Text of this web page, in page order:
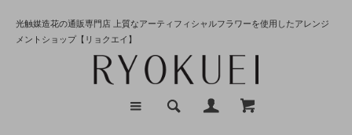
光触媒造花の通販専門店 上質なアーティフィシャルフラワーを使用したアレンジ
メントショップ【リョクエイ】